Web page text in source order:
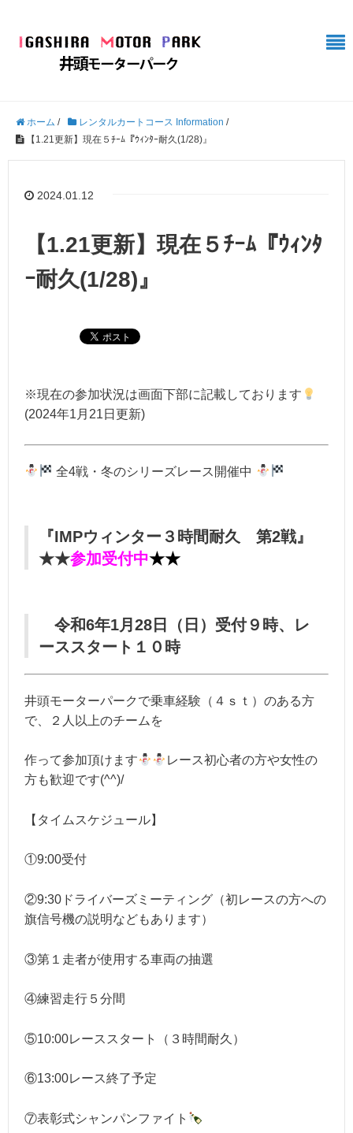
ホーム / レンタルカートコース Information /
【1.21更新】現在５ﾁｰﾑ『ｳｨﾝﾀｰ耐久(1/28)』
2024.01.12
【1.21更新】現在５ﾁｰﾑ『ｳｨﾝﾀ
ｰ耐久(1/28)』
※現在の参加状況は画面下部に記載しております
(2024年1月21日更新)
全4戦・冬のシリーズレース開催中
『IMPウィンター３時間耐久 第2戦』
★★参加受付中★★
令和6年1月28日（日）受付９時、レ
ーススタート１０時
井頭モーターパークで乗車経験（４ｓｔ）のある方
で、２人以上のチームを
作って参加頂けます
レース初心者の方や女性の
方も歓迎です(^^)/
【タイムスケジュール】
①9:00受付
②9:30ドライバーズミーティング（初レースの方への
旗信号機の説明などもあります）
③第１走者が使用する車両の抽選
④練習走行５分間
⑤10:00レーススタート（３時間耐久）
⑥13:00レース終了予定
⑦表彰式シャンパンファイト